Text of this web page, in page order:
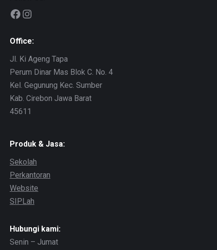
Facebook
Instagram
Office:
Jl. Ki Ageng Tapa
Perum Dinar Mas Blok C. No. 4
Kel. Gegunung Kec. Sumber
Kab. Cirebon Jawa Barat
45611
Produk & Jasa:
Sekolah
Perkantoran
Website
SIPLah
Hubungi kami:
Senin – Jumat